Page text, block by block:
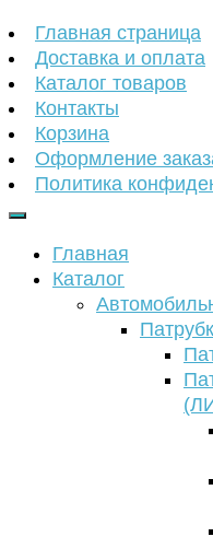
Главная страница
Доставка и оплата
Каталог товаров
Контакты
Корзина
Оформление
Политика
Главная
Каталог